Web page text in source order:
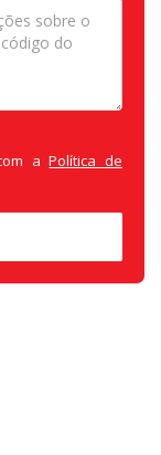
aPolítica de